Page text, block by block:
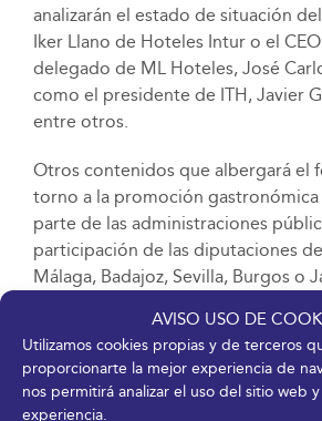
AVISO USO DE
Utilizamos cookies propias y de terceros
proporcionarte la mejor experiencia de
nos permitirá analizar el uso del sitio web
experiencia.
analizarán el estado de situación
Iker Llano de Hoteles Intur o el
delegado de ML Hoteles, José
como el presidente de ITH, Javier
entre otros.
Otros contenidos que albergará el
torno a la promoción
parte de las administraciones
participación de las diputaciones
Málaga, Badajoz, Sevilla, Burgos o
Gastronomía, Conocimiento y
Universidad de Málaga, organizada
de Turismo de la Universidad de
Gastrocampus Innovación.